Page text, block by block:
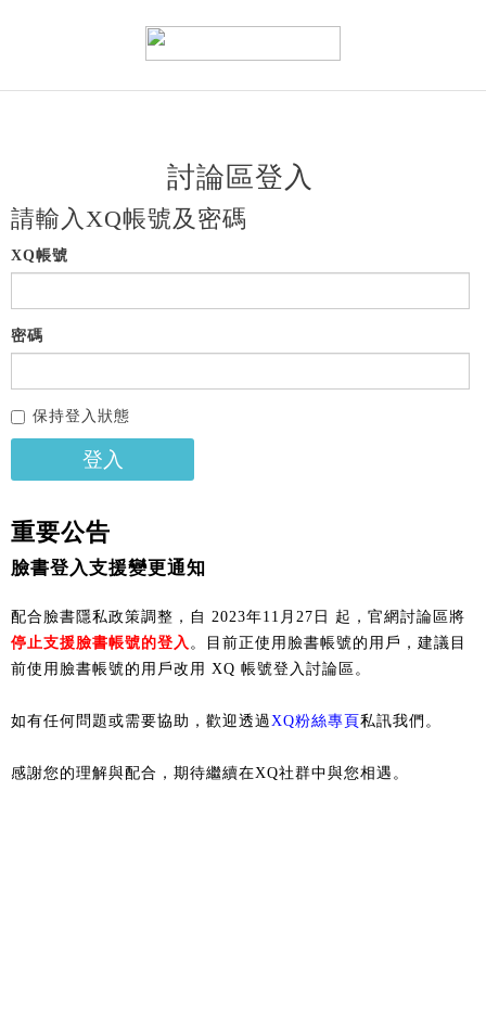
討論區登入
請輸入XQ帳號及密碼
XQ帳號
密碼
保持登入狀態
登入
重要公告
臉書登入支援變更通知
配合臉書隱私政策調整，自 2023年11月27日 起，官網討論區將
停止支援臉書帳號的登入 。目前正使用臉書帳號的用戶，建議目
前使用臉書帳號的用戶改用 XQ 帳號登入討論區。
如有任何問題或需要協助，歡迎透過XQ粉絲專頁 私訊我們。
感謝您的理解與配合，期待繼續在XQ社群中與您相遇。